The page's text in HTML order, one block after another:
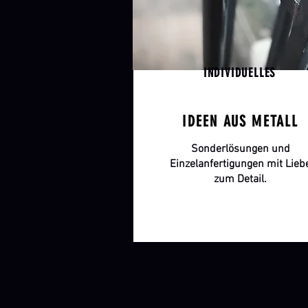
INDIVIDUELLES
IDEEN AUS METALL
Sonderlösungen und
Einzelanfertigungen mit
zum Detail.